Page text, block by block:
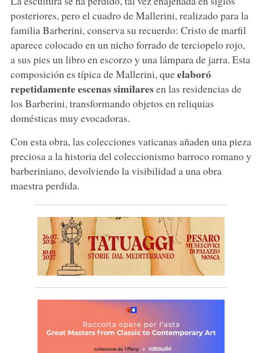
posteriores, pero el cuadro de Mallerini, realizado para la
familia Barberini, conserva su recuerdo: Cristo de marfil
aparece colocado en un nicho forrado de terciopelo rojo,
a sus pies un libro en escorzo y una lámpara de jarra. Esta
composición es típica de Mallerini, queelaboró
repetidamente escenas similaresen las residencias de
los Barberini, transformando objetos en reliquias
domésticas muy evocadoras.
Con esta obra, las colecciones vaticanas añaden una pieza
preciosa a la historia del coleccionismo barroco romano y
barberiniano, devolviendo la visibilidad a una obra
maestra perdida.